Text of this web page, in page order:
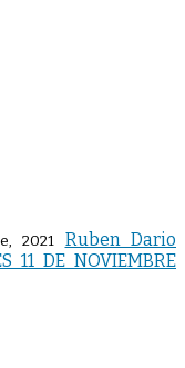
2021
Ruben Dario
11 DE NOVIEMBRE